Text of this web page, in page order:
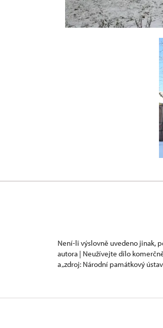
Není-li výslovně uvedeno jinak,
autora | Neužívejte dílo
a „zdroj: Národní památkový